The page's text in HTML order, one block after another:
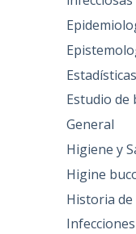
Estudio de
General
Higiene y
Higine
Historia de